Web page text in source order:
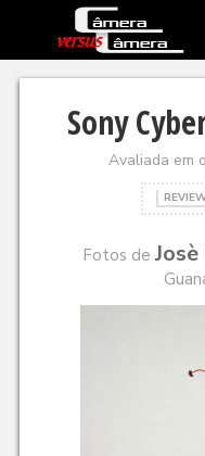
Sony
Avaliada em
Fotos de